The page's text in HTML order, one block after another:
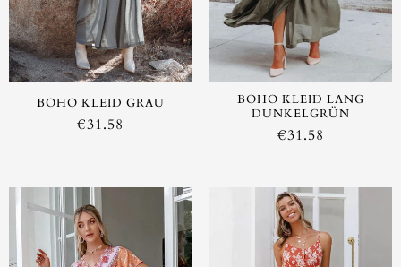
BOHO KLEID GRAU
€31.58
BOHO KLEID LANG
DUNKELGRÜN
€31.58